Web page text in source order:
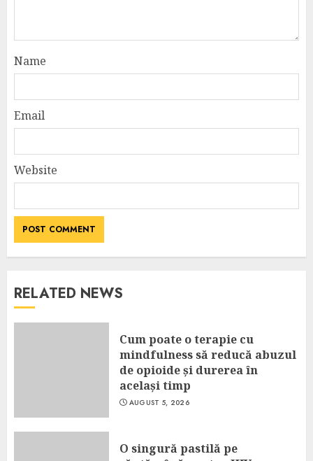
Name
Email
Website
RELATED NEWS
Cum poate o terapie cu
mindfulness să reducă abuzul
de opioide și durerea în
același timp
AUGUST 5, 2026
O singură pastilă pe